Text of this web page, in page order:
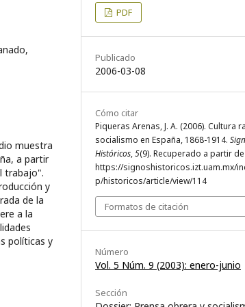
muestra
a partir
trabajo".
y
de la
a la
políticas y
PDF
Publicado
2006-03-08
Cómo citar
Piqueras Arenas, J. A. (2006). Cultura
socialismo en España, 1868-1914.
Históricos,5(9). Recuperado a partir de
https://signoshistoricos.izt.uam.mx/
p/historicos/article/view/114
Formatos de citación
Número
Vol. 5 Núm. 9 (2003): enero-junio
Sección